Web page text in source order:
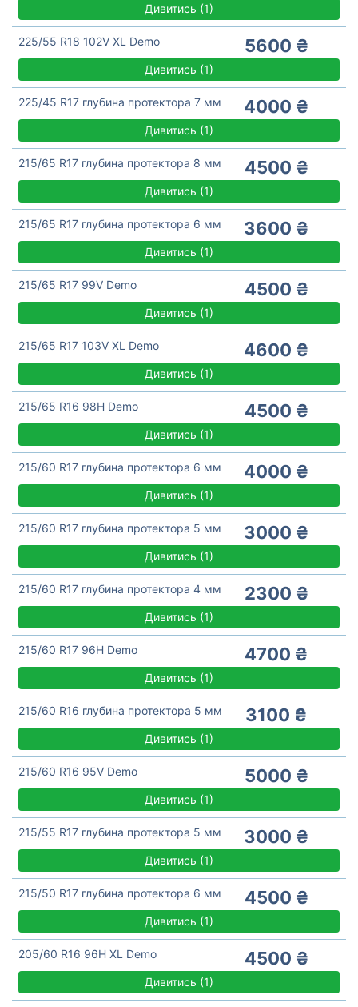
Дивитись (1)
225/55 R18 102V XL Demo 5600 ₴
Дивитись (1)
225/45 R17 глубина протектора 7 мм 4000 ₴
Дивитись (1)
215/65 R17 глубина протектора 8 мм 4500 ₴
Дивитись (1)
215/65 R17 глубина протектора 6 мм 3600 ₴
Дивитись (1)
215/65 R17 99V Demo 4500 ₴
Дивитись (1)
215/65 R17 103V XL Demo 4600 ₴
Дивитись (1)
215/65 R16 98H Demo 4500 ₴
Дивитись (1)
215/60 R17 глубина протектора 6 мм 4000 ₴
Дивитись (1)
215/60 R17 глубина протектора 5 мм 3000 ₴
Дивитись (1)
215/60 R17 глубина протектора 4 мм 2300 ₴
Дивитись (1)
215/60 R17 96H Demo 4700 ₴
Дивитись (1)
215/60 R16 глубина протектора 5 мм 3100 ₴
Дивитись (1)
215/60 R16 95V Demo 5000 ₴
Дивитись (1)
215/55 R17 глубина протектора 5 мм 3000 ₴
Дивитись (1)
215/50 R17 глубина протектора 6 мм 4500 ₴
Дивитись (1)
205/60 R16 96H XL Demo 4500 ₴
Дивитись (1)